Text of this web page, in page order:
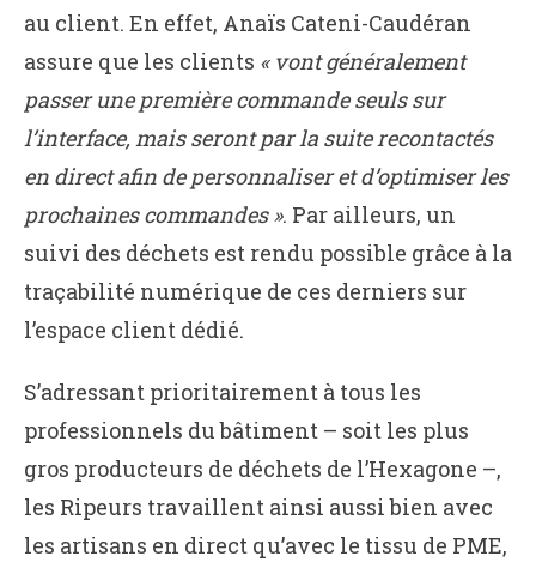
au client. En effet, Anaïs Cateni-Caudéran
assure que les clients « vont généralement
passer une première commande seuls sur
l’interface, mais seront par la suite recontactés
en direct afin de personnaliser et d’optimiser les
prochaines commandes ». Par ailleurs, un
suivi des déchets est rendu possible grâce à la
traçabilité numérique de ces derniers sur
l’espace client dédié.
S’adressant prioritairement à tous les
professionnels du bâtiment – soit les plus
gros producteurs de déchets de l’Hexagone –,
les Ripeurs travaillent ainsi aussi bien avec
les artisans en direct qu’avec le tissu de PME,